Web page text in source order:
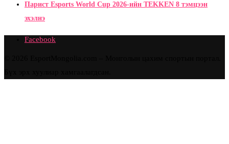
Парист Esports World Cup 2026-ийн TEKKEN 8 тэмцээн
эхэлнэ
Facebook